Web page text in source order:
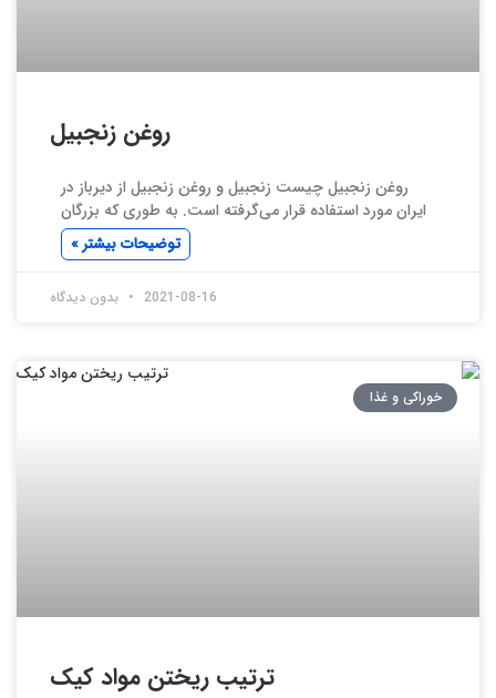
روغن زنجبیل
روغن زنجبیل چیست زنجبیل و روغن زنجبیل از دیرباز در
ایران مورد استفاده قرار می‌گرفته است. به طوری که بزرگان
توضیحات بیشتر »
2021-08-16 بدون دیدگاه
خوراکی و غذا
ترتیب ریختن مواد کیک